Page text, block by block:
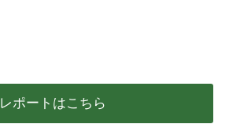
レポートはこちら